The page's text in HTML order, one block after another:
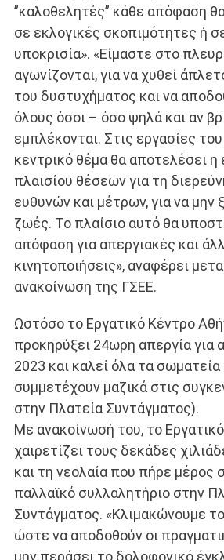
”καλοθελητές” κάθε απόφαση
σε εκλογικές σκοπιμότητες ή
υποκρισία». «Είμαστε στο
αγωνίζονται, για να χυθεί
του δυστυχήματος και να
όλους όσοι – όσο ψηλά και αν
εμπλέκονται. Στις εργασίες
κεντρικό θέμα θα αποτελέσει η
πλαισίου θέσεων για τη
ευθυνών και μέτρων, για να μην
ζωές. Το πλαίσιο αυτό θα
απόφαση για απεργιακές και
κινητοποιήσεις», αναφέρει
ανακοίνωση της ΓΣΕΕ.
Ωστόσο το Εργατικό Κέντρο
προκηρύξει 24ωρη απεργία για
2023 και καλεί όλα τα
συμμετέχουν μαζικά στις
στην Πλατεία Συντάγματος).
Με ανακοίνωσή του, το
χαιρετίζει τους δεκάδες
και τη νεολαία που πήρε μέρος
παλλαϊκό συλλαλητήριο στην
Συντάγματος. «Κλιμακώνουμε
ώστε να αποδοθούν οι
μην περάσει το δολοφονικό